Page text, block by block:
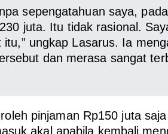
sepengatahuan saya,
juta. Itu tidak rasional.
ungkap Lasarus. Ia
dan merasa sangat
pinjaman Rp150 juta
akal apabila kembali